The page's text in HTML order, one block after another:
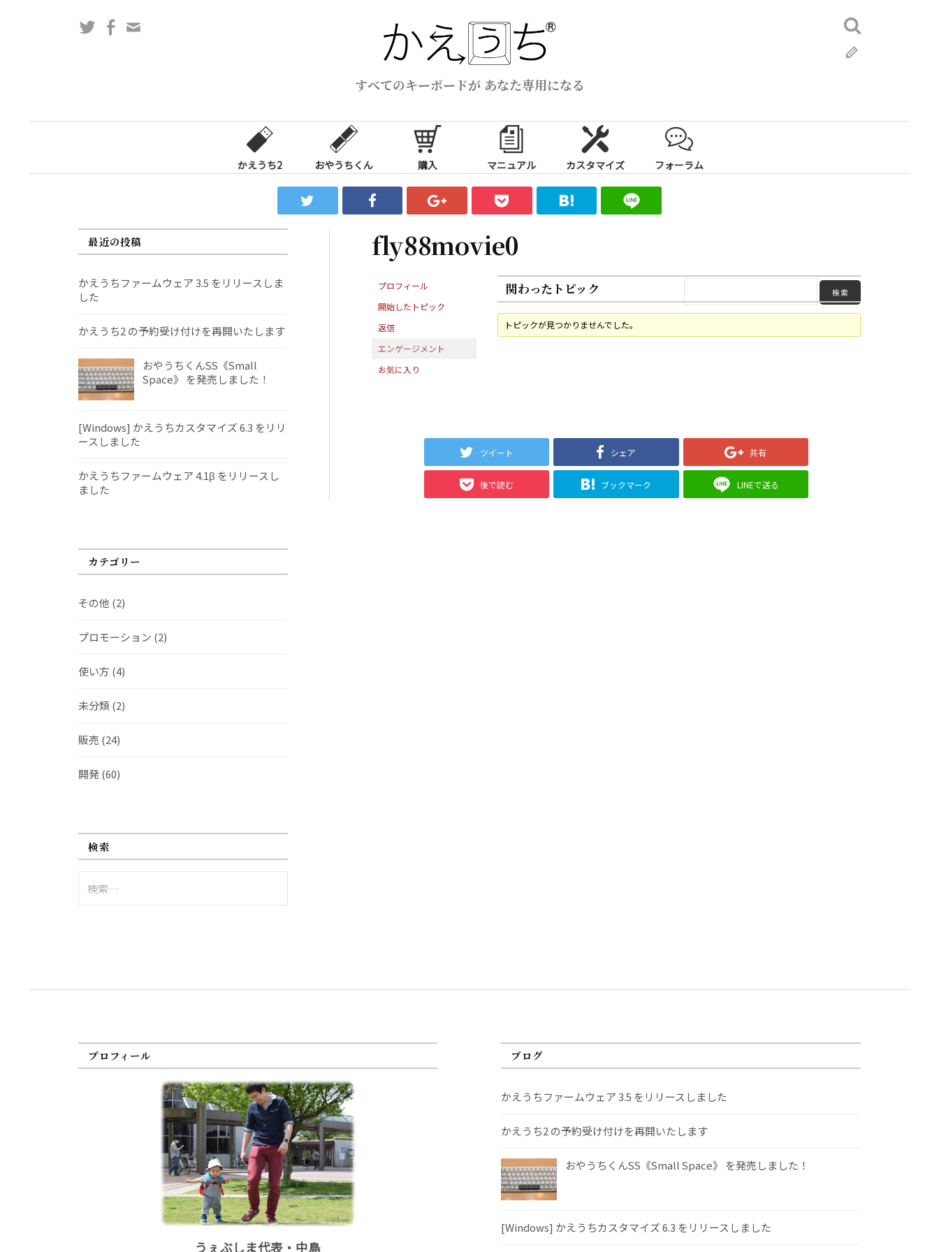
ス
すべてのキーボードが あなた専用になる
TwitterFacebook
検
索:
かえうち2 おやうちくん 購入 マニュアル カスタマイズ フォーラム
fly88movie0
プロフィール
開始したトピック
返信
エンゲージメント
お気に入り
関わったトピック
トピックが見つかりませんでした。
ツイート シェア 共有
後で読む ブックマーク LINEで送る
最近の投稿
かえうちファームウェア 3.5 をリリースしま
した
かえうち2 の予約受け付けを再開いたします
おやうちくんSS《Small
Space》 を発売しました！
[Windows] かえうちカスタマイズ 6.3 をリリ
ースしました
かえうちファームウェア 4.1β をリリースし
ました
カテゴリー
その他 (2)
プロモーション (2)
使い方 (4)
未分類 (2)
販売 (24)
開発(60)
検索
索:
プロフィール
うぇぶしま代表・中島
ブログ
かえうちファームウェア 3.5 をリリースしました
かえうち2 の予約受け付けを再開いたします
おやうちくんSS《Small Space》 を発売しました！
[Windows] かえうちカスタマイズ 6.3 をリリースしました